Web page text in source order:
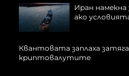
Иран намекна
ако
Квантовата заплаха
криптовалутите